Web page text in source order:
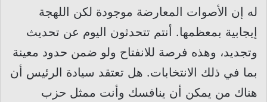
له إن الأصوات المعارضة موجودة لكن اللهجة
إيجابية بمعظمها. أنتم تتحدثون اليوم عن تحديث
وتجديد، وهذه فرصة للانفتاح ولو ضمن حدود معينة
بما في ذلك الانتخابات. هل تعتقد سيادة الرئيس أن
هناك من يمكن أن ينافسك وأنت ممثل حزب